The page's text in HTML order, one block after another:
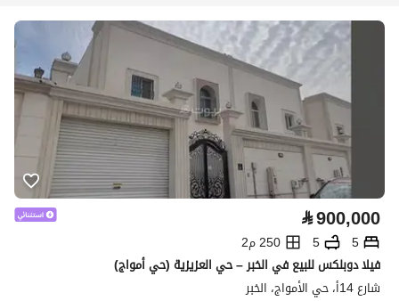
⃁900,000
5
5
250 م2
فيلا دوبلكس للبيع في الخبر – حي العزيزية (حي أمواج)
شارع 14أ، حي الأمواج، الخبر